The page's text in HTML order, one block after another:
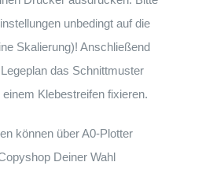
unbedingt auf die
Skalierung)! Anschließend
das Schnittmuster
Klebestreifen fixieren.
können über A0-Plotter
Deiner Wahl